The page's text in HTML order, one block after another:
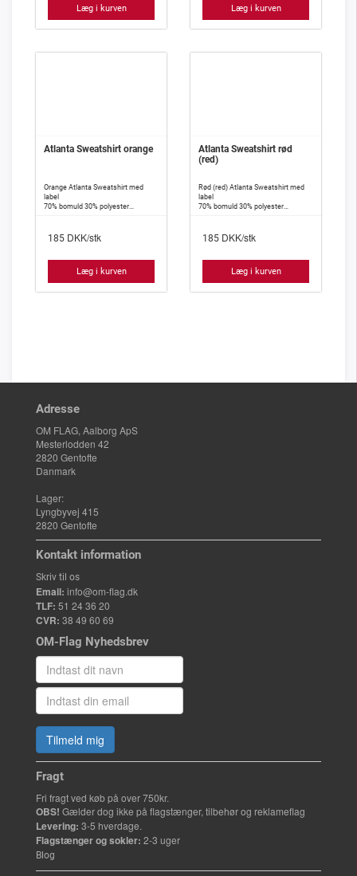
Læg i kurven Læg i kurven
Atlanta Sweatshirt orange
Orange Atlanta Sweatshirt med
label
70% bomuld 30% polyester
185 DKK/stk
Læg i kurven
Atlanta Sweatshirt rød
(red)
Rød (red) Atlanta Sweatshirt med
label
70% bomuld 30% polyester
185 DKK/stk
Læg i kurven
Adresse
OM FLAG, Aalborg ApS
Mesterlodden 42
2820 Gentofte
Danmark
Lager:
Lyngbyvej 415
2820 Gentofte
Kontakt information
Skriv til os
Email: info@om-flag.dk
TLF: 51 24 36 20
CVR: 38 49 60 69
OM-Flag Nyhedsbrev
Tilmeld mig
Fragt
Fri fragt ved køb på over 750kr.
OBS! Gælder dog ikke på flagstænger, tilbehør og reklameflag
Levering: 3-5 hverdage.
Flagstænger og sokler: 2-3 uger
Blog